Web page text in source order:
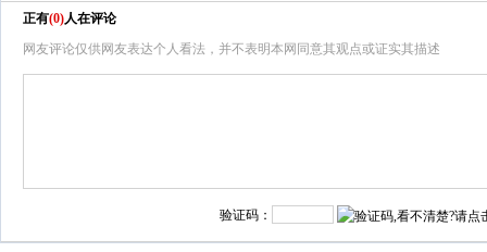
正有(0)人在评论
网友评论仅供网友表达个人看法，并不表明本网同意其观点或证实其描述
验证码：